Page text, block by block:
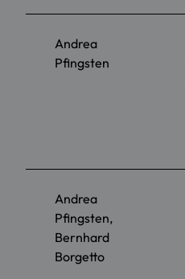
Andrea
Pfingsten
Andrea
Pfingsten,
Bernhard
Borgetto